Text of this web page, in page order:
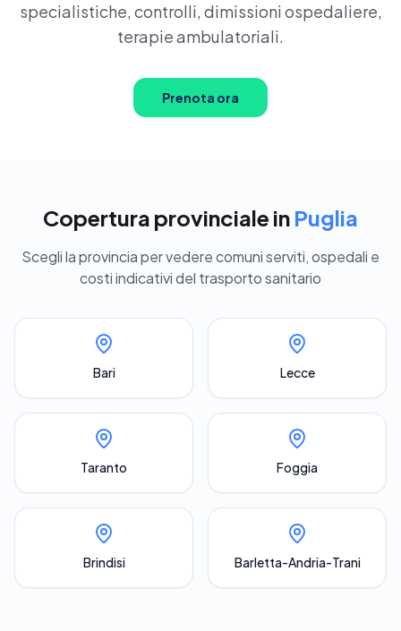
Prenota ora
specialistiche, controlli, dimissioni ospedaliere,
terapie ambulatoriali.
Prenota ora
Copertura provinciale in Puglia
Scegli la provincia per vedere comuni serviti, ospedali e
costi indicativi del trasporto sanitario
Bari Lecce
Taranto Foggia
Brindisi Barletta-Andria-Trani